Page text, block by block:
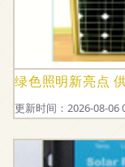
绿色照明新亮点
更新时间：2026-08-06